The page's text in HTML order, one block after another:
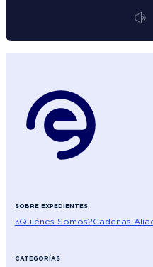
SOBRE EXPEDIENTES
¿Quiénes Somos?Cadenas
CATEGORÍAS